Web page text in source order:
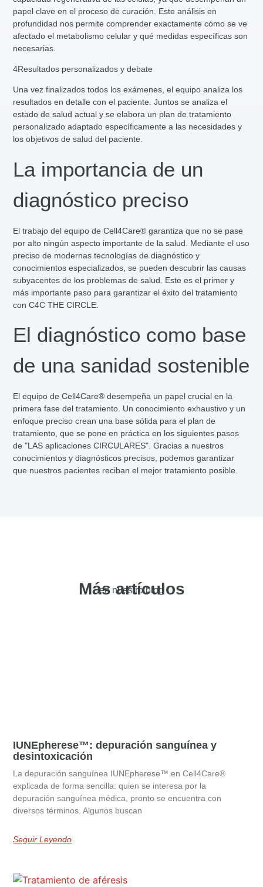
papel clave en el proceso de curación. Este análisis en
profundidad nos permite comprender exactamente cómo se ve
afectado el metabolismo celular y qué medidas específicas son
necesarias.
4Resultados personalizados y debate
Una vez finalizados todos los exámenes, el equipo analiza los
resultados en detalle con el paciente. Juntos se analiza el
estado de salud actual y se elabora un plan de tratamiento
personalizado adaptado específicamente a las necesidades y
los objetivos de salud del paciente.
La importancia de un
diagnóstico preciso
El trabajo del equipo de Cell4Care® garantiza que no se pase
por alto ningún aspecto importante de la salud. Mediante el uso
preciso de modernas tecnologías de diagnóstico y
conocimientos especializados, se pueden descubrir las causas
subyacentes de los problemas de salud. Este es el primer y
más importante paso para garantizar el éxito del tratamiento
con C4C THE CIRCLE.
El diagnóstico como base
de una sanidad sostenible
El equipo de Cell4Care® desempeña un papel crucial en la
primera fase del tratamiento. Un conocimiento exhaustivo y un
enfoque preciso crean una base sólida para el plan de
tratamiento, que se pone en práctica en los siguientes pasos
de "LAS aplicaciones CIRCULARES". Gracias a nuestros
conocimientos y diagnósticos precisos, podemos garantizar
que nuestros pacientes reciban el mejor tratamiento posible.
Más artículos
en nuestro blog
IUNEpherese™: depuración sanguínea y
desintoxicación
La depuración sanguínea IUNEpherese™ en Cell4Care®
explicada de forma sencilla: quien se interesa por la
depuración sanguínea médica, pronto se encuentra con
diversos términos. Algunos buscan
Seguir Leyendo